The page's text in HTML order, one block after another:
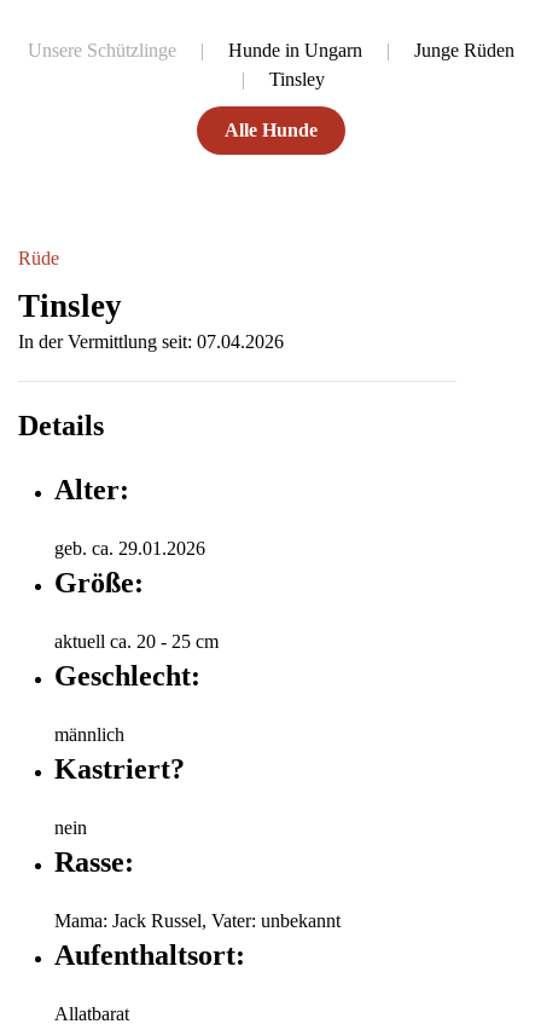
Unsere Schützlinge Hunde in Ungarn
Junge Rüden
Tinsley
Alle Hunde
Rüde
Tinsley
In der Vermittlung seit: 07.04.2026
Details
Alter:
geb. ca. 29.01.2026
Größe:
aktuell ca. 20 - 25 cm
Geschlecht:
männlich
Kastriert?
nein
Rasse:
Mama: Jack Russel, Vater: unbekannt
Aufenthaltsort:
Allatbarat